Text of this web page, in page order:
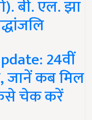
बी. एल. झा
24वीं
जानें कब मिल
चेक करें